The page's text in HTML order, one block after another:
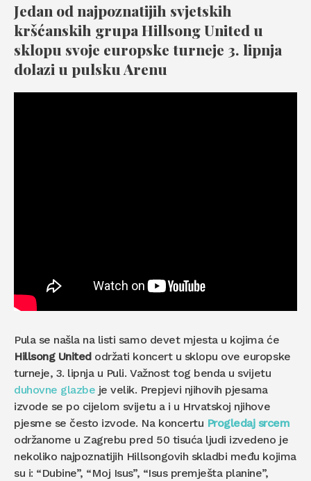
Jedan od najpoznatijih svjetskih
kršćanskih grupa Hillsong United u
sklopu svoje europske turneje 3. lipnja
dolazi u pulsku Arenu
Pula se našla na listi samo devet mjesta u kojima će
Hillsong Unitedodržati koncert u sklopu ove europske
turneje, 3. lipnja u Puli. Važnost tog benda u svijetu
duhovne glazbe je velik. Prepjevi njihovih pjesama
izvode se po cijelom svijetu a i u Hrvatskoj njihove
pjesme se često izvode. Na koncertu Progledaj srcem
održanome u Zagrebu pred 50 tisuća ljudi izvedeno je
nekoliko najpoznatijih Hillsongovih skladbi među kojima
su i: “Dubine”, “Moj Isus”, “Isus premješta planine”,